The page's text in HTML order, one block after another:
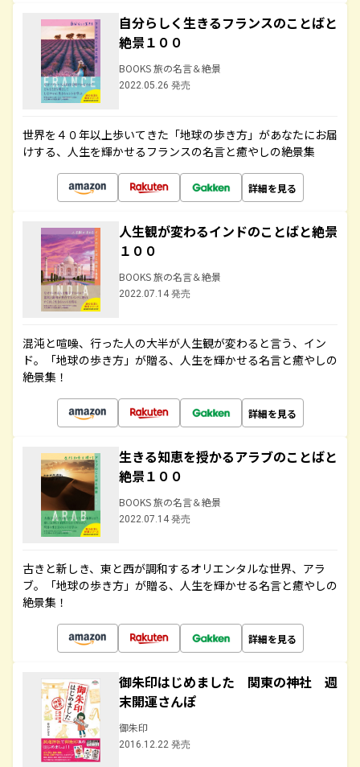
自分らしく生きるフランスのことばと
絶景１００
BOOKS 旅の名言＆絶景
2022.05.26 発売
世界を４０年以上歩いてきた「地球の歩き方」があなたにお届
けする、人生を輝かせるフランスの名言と癒やしの絶景集
詳細を見る
人生観が変わるインドのことばと絶景
１００
BOOKS 旅の名言＆絶景
2022.07.14 発売
混沌と喧噪、行った人の大半が人生観が変わると言う、イン
ド。「地球の歩き方」が贈る、人生を輝かせる名言と癒やしの
絶景集！
詳細を見る
生きる知恵を授かるアラブのことばと
絶景１００
BOOKS 旅の名言＆絶景
2022.07.14 発売
古きと新しき、東と西が調和するオリエンタルな世界、アラ
ブ。「地球の歩き方」が贈る、人生を輝かせる名言と癒やしの
絶景集！
詳細を見る
御朱印はじめました 関東の神社 週
末開運さんぽ
御朱印
2016.12.22 発売